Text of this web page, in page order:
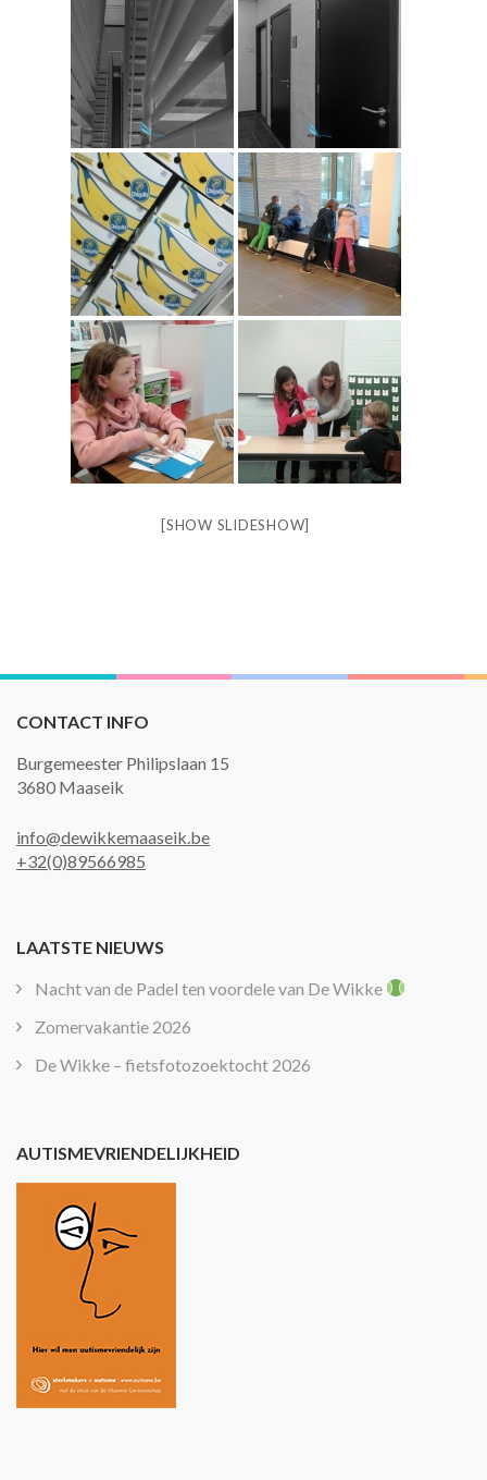
[SHOW SLIDESHOW]
CONTACT INFO
Burgemeester Philipslaan 15
3680 Maaseik
info@dewikkemaaseik.be
+32(0)89566985
LAATSTE NIEUWS
Nacht van de Padel ten voordele van De Wikke
Zomervakantie 2026
De Wikke – fietsfotozoektocht 2026
AUTISMEVRIENDELIJKHEID